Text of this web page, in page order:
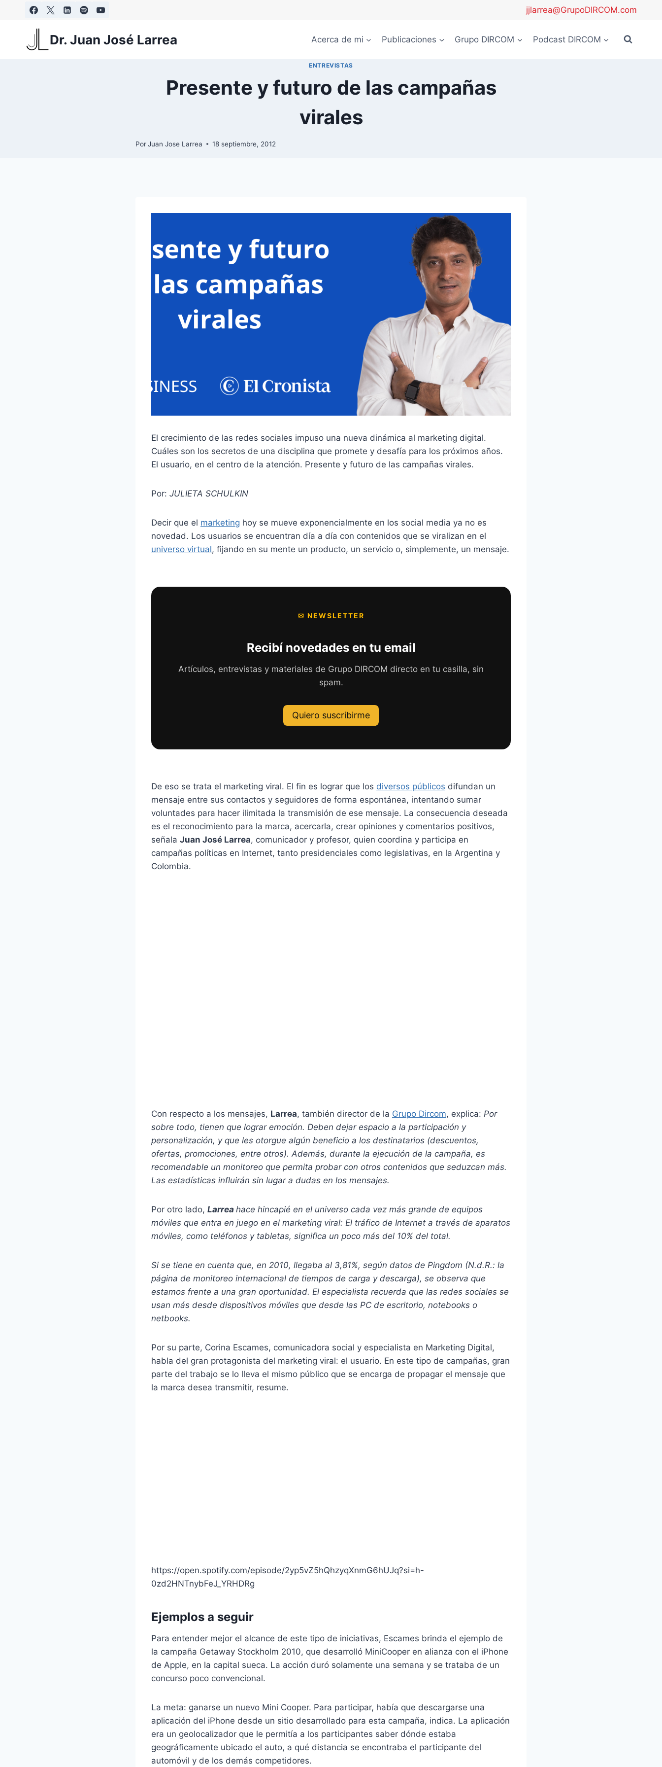
contenido
jjlarrea@GrupoDIRCOM.com
Dr. Juan José Larrea Acerca de mi Publicaciones Grupo DIRCOM Podcast DIRCOM
ENTREVISTAS
Presente y futuro de las campañas
virales
PorJuan Jose Larrea 18 septiembre, 2012
El crecimiento de las redes sociales impuso una nueva dinámica al marketing digital.
Cuáles son los secretos de una disciplina que promete y desafía para los próximos años.
El usuario, en el centro de la atención. Presente y futuro de las campañas virales.
Por: JULIETA SCHULKIN
Decir que el marketing hoy se mueve exponencialmente en los social media ya no es
novedad. Los usuarios se encuentran día a día con contenidos que se viralizan en el
universo virtual, fijando en su mente un producto, un servicio o, simplemente, un mensaje.
✉ NEWSLETTER
Recibí novedades en tu email
Artículos, entrevistas y materiales de Grupo DIRCOM directo en tu casilla, sin
spam.
Quiero suscribirme
De eso se trata el marketing viral. El fin es lograr que los diversos públicos difundan un
mensaje entre sus contactos y seguidores de forma espontánea, intentando sumar
voluntades para hacer ilimitada la transmisión de ese mensaje. La consecuencia deseada
es el reconocimiento para la marca, acercarla, crear opiniones y comentarios positivos,
señala Juan José Larrea, comunicador y profesor, quien coordina y participa en
campañas políticas en Internet, tanto presidenciales como legislativas, en la Argentina y
Colombia.
Con respecto a los mensajes, Larrea, también director de la Grupo Dircom, explica: Por
sobre todo, tienen que lograr emoción. Deben dejar espacio a la participación y
personalización, y que les otorgue algún beneficio a los destinatarios (descuentos,
ofertas, promociones, entre otros). Además, durante la ejecución de la campaña, es
recomendable un monitoreo que permita probar con otros contenidos que seduzcan más.
Las estadísticas influirán sin lugar a dudas en los mensajes.
Por otro lado, Larrea hace hincapié en el universo cada vez más grande de equipos
móviles que entra en juego en el marketing viral: El tráfico de Internet a través de aparatos
móviles, como teléfonos y tabletas, significa un poco más del 10% del total.
Si se tiene en cuenta que, en 2010, llegaba al 3,81%, según datos de Pingdom (N.d.R.: la
página de monitoreo internacional de tiempos de carga y descarga), se observa que
estamos frente a una gran oportunidad. El especialista recuerda que las redes sociales se
usan más desde dispositivos móviles que desde las PC de escritorio, notebooks o
netbooks.
Por su parte, Corina Escames, comunicadora social y especialista en Marketing Digital,
habla del gran protagonista del marketing viral: el usuario. En este tipo de campañas, gran
parte del trabajo se lo lleva el mismo público que se encarga de propagar el mensaje que
la marca desea transmitir, resume.
https://open.spotify.com/episode/2yp5vZ5hQhzyqXnmG6hUJq?si=h-
0zd2HNTnybFeJ_YRHDRg
Ejemplos a seguir
Para entender mejor el alcance de este tipo de iniciativas, Escames brinda el ejemplo de
la campaña Getaway Stockholm 2010, que desarrolló MiniCooper en alianza con el iPhone
de Apple, en la capital sueca. La acción duró solamente una semana y se trataba de un
concurso poco convencional.
La meta: ganarse un nuevo Mini Cooper. Para participar, había que descargarse una
aplicación del iPhone desde un sitio desarrollado para esta campaña, indica. La aplicación
era un geolocalizador que le permitía a los participantes saber dónde estaba
geográficamente ubicado el auto, a qué distancia se encontraba el participante del
automóvil y de los demás competidores.